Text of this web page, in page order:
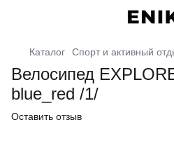
Каталог Спорт и активный
Велосипед
blue_red /1/
Оставить отзыв